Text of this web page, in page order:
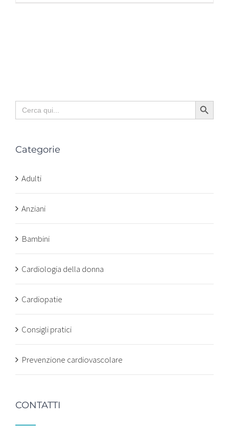
Search
for:
Search Button
Categorie
Adulti
Anziani
Bambini
Cardiologia della donna
Cardiopatie
Consigli pratici
Prevenzione cardiovascolare
CONTATTI